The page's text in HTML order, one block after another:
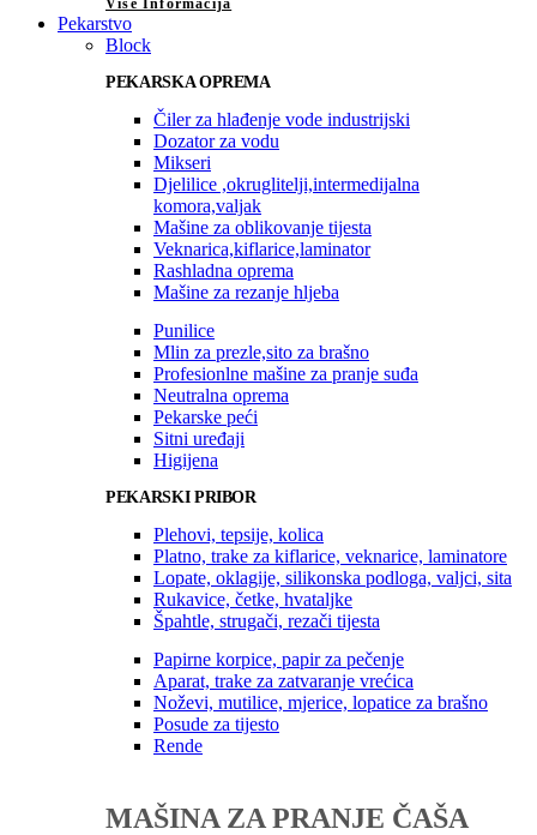
Pekarstvo
Block
PEKARSKA OPREMA
Čiler za hlađenje vode industrijski
Dozator za vodu
Mikseri
Djelilice ,okruglitelji,intermedijalna
komora,valjak
Mašine za oblikovanje tijesta
Veknarica,kiflarice,laminator
Rashladna oprema
Mašine za rezanje hljeba
Punilice
Mlin za prezle,sito za brašno
Profesionlne mašine za pranje suđa
Neutralna oprema
Pekarske peći
Sitni uređaji
Higijena
PEKARSKI PRIBOR
Plehovi, tepsije, kolica
Platno, trake za kiflarice, veknarice, laminatore
Lopate, oklagije, silikonska podloga, valjci, sita
Rukavice, četke, hvataljke
Špahtle, strugači, rezači tijesta
Papirne korpice, papir za pečenje
Aparat, trake za zatvaranje vrećica
Noževi, mutilice, mjerice, lopatice za brašno
Posude za tijesto
Rende
MAŠINA ZA PRANJE ČAŠA